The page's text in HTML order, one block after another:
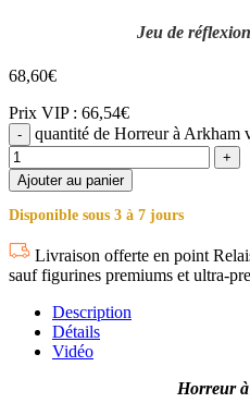
Jeu de
68,60€
Prix VIP : 66,54€
quantité de Horreur à Arkham
Ajouter au panier
Disponible sous 3 à 7 jours
Livraison offerte en point
sauf figurines premiums et ultra-
Description
Détails
Vidéo
Horreur